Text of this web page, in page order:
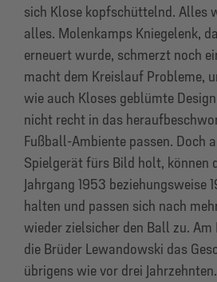
sich Klose kopfschüttelnd. Alles
alles. Molenkamps Kniegelenk,
erneuert wurde, schmerzt noch
macht dem Kreislauf Probleme,
wie auch Kloses geblümte
nicht recht in das
Fußball-Ambiente passen. Doch
Spielgerät fürs Bild holt, können
Jahrgang 1953 beziehungsweise
halten und passen sich nach
wieder zielsicher den Ball zu. Am
die Brüder Lewandowski das
übrigens wie vor drei